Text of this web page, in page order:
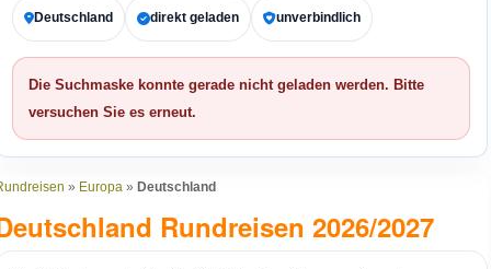
Deutschland direkt geladen unverbindlich
Die Suchmaske konnte gerade nicht geladen werden. Bitte
versuchen Sie es erneut.
» Europa » Deutschland
Rundreisen 2026/2027